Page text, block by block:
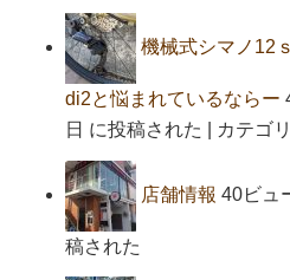
機械式シマノ12
di2と悩まれているならー
日 に投稿された
カテゴ
店舗情報 40ビュ
稿された